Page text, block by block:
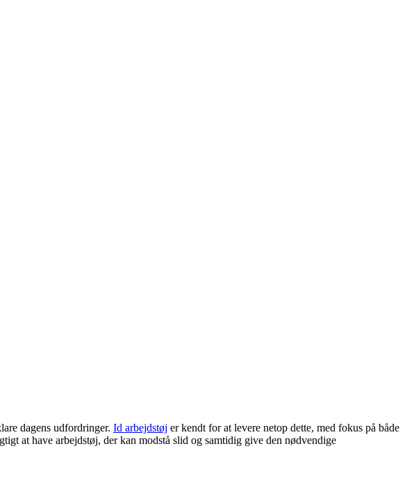
dagens udfordringer. Id arbejdstøj er kendt for at levere netop dette, med fokus på både
at have arbejdstøj, der kan modstå slid og samtidig give den nødvendige